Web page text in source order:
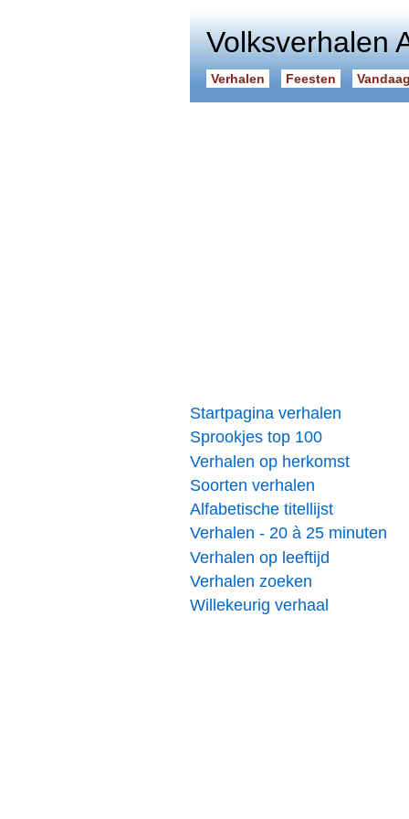
Volksverhalen
Verhalen Feesten
Startpagina verhalen
Sprookjes top 100
Verhalen op herkomst
Soorten verhalen
Alfabetische titellijst
Verhalen - 20 à 25 minuten
Verhalen op leeftijd
Verhalen zoeken
Willekeurig verhaal